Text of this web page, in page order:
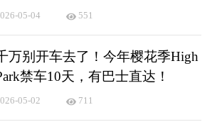
05-04 551
万别开车去了！今年樱花季High
禁车10天，有巴士直达！
05-02 711